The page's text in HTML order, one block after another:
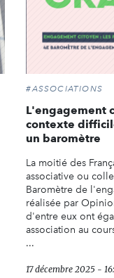
#ASSOCIATIONS
L'engagement
contexte
un baromètre
La moitié des
associative ou
Baromètre de
réalisée par
d'entre eux ont
association au
...
17 décembre 2025 -